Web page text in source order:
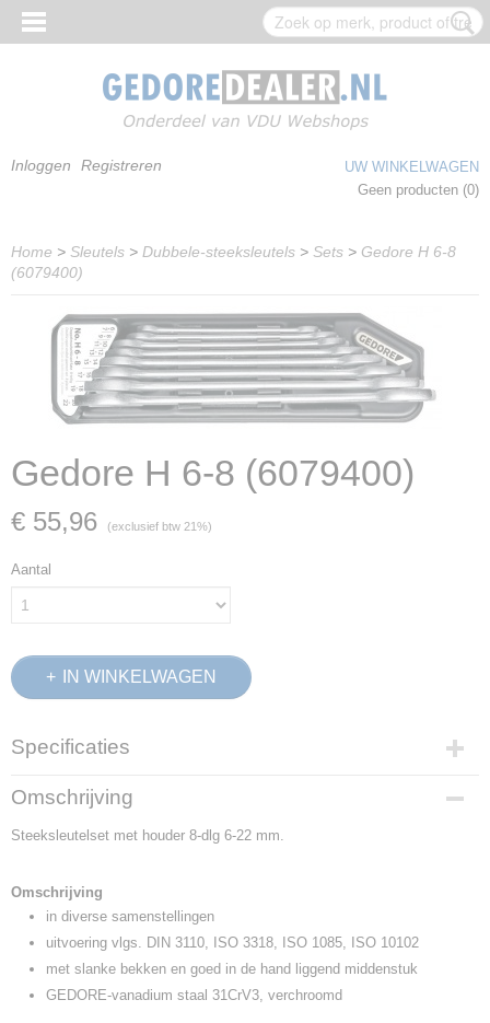
Inloggen Registreren
UW WINKELWAGEN
Geen producten (0)
Home > Sleutels > Dubbele-steeksleutels > Sets > Gedore H 6-8
(6079400)
Gedore H 6-8 (6079400)
€ 55,96 (exclusief btw 21%)
Aantal
IN WINKELWAGEN
Specificaties
Productcode
6079400
EAN code
Productcode leverancier
26 x 8 x 6,30 cm
Omschrijving
Steeksleutelset met houder 8-dlg 6-22 mm.
Omschrijving
in diverse samenstellingen
uitvoering vlgs. DIN 3110, ISO 3318, ISO 1085, ISO 10102
met slanke bekken en goed in de hand liggend middenstuk
GEDORE-vanadium staal 31CrV3, verchroomd